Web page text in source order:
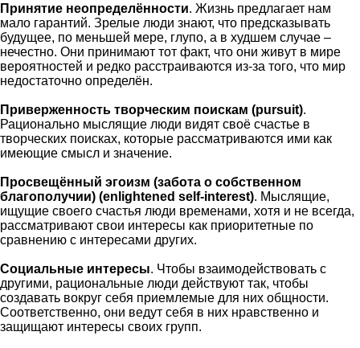
Принятие неопределённости. Жизнь предлагает нам
мало гарантий. Зрелые люди знают, что предсказывать
будущее, по меньшей мере, глупо, а в худшем случае –
нечестно. Они принимают тот факт, что они живут в мире
вероятностей и редко расстраиваются из-за того, что мир
недостаточно определён.
Приверженность творческим поискам (pursuit).
Рационально мыслящие люди видят своё счастье в
творческих поисках, которые рассматриваются ими как
имеющие смысл и значение.
Просвещённый эгоизм (забота о собственном
благополучии) (enlightened self-interest). Мыслящие,
ищущие своего счастья люди временами, хотя и не всегда,
рассматривают свои интересы как приоритетные по
сравнению с интересами других.
Социальные интересы. Чтобы взаимодействовать с
другими, рациональные люди действуют так, чтобы
создавать вокруг себя приемлемые для них общности.
Соответственно, они ведут себя в них нравственно и
защищают интересы своих групп.